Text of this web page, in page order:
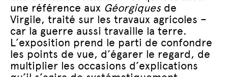
une référence aux Géorgiquesde
Virgile, traité sur les travaux agricoles –
car la guerre aussi travaille la terre.
L’exposition prend le parti de confondre
les points de vue, d’égarer le regard, de
multiplier les occasions d’explications